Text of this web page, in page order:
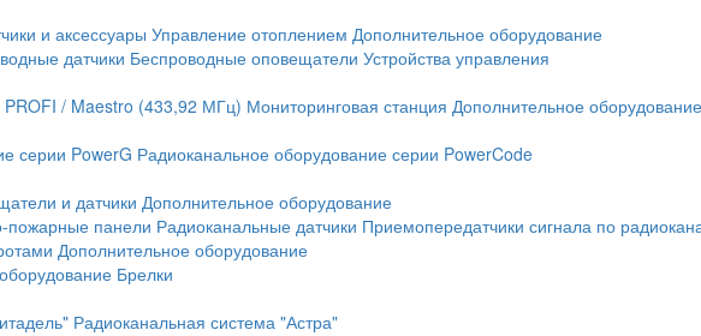
и аксессуары Управление отоплением Дополнительное оборудование
датчики Беспроводные оповещатели Устройства управления
PROFI / Maestro (433,92 МГц) Мониторинговая станция Дополнительное оборудование
серии PowerG Радиоканальное оборудование серии PowerCode
и датчики Дополнительное оборудование
пожарные панели Радиоканальные датчики Приемопередатчики сигнала по
Дополнительное оборудование
Брелки
Радиоканальная система "Астра"